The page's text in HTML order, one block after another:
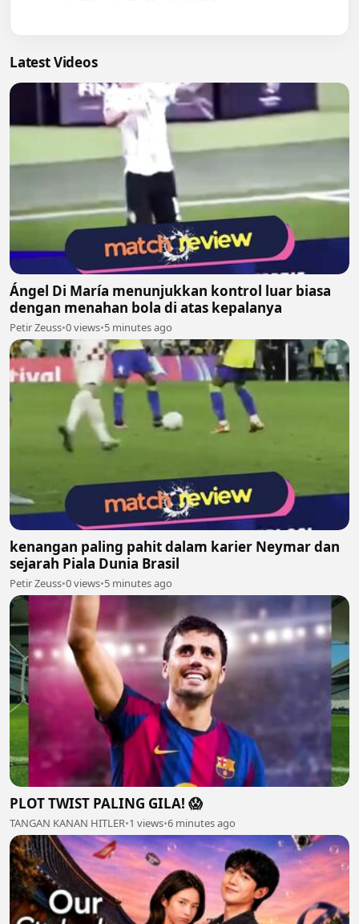
Latest Videos
Ángel Di María menunjukkan kontrol luar biasa
dengan menahan bola di atas kepalanya
Petir Zeuss•0 views•5 minutes ago
kenangan paling pahit dalam karier Neymar dan
sejarah Piala Dunia Brasil
Petir Zeuss•0 views•5 minutes ago
PLOT TWIST PALING GILA! 😱
TANGAN KANAN HITLER•1 views•6 minutes ago